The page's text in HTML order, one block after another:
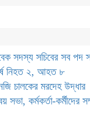
সদস্য সচিবের সব পদ
নিহত ২, আহত ৮
চালকের মরদেহ উদ্ধার
কর্মকর্তা-কর্মীদের